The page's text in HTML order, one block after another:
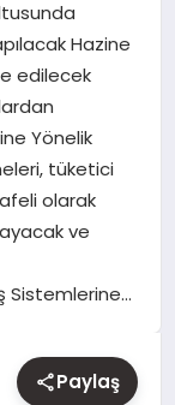
Hazine
edilecek
Yönelik
tüketici
olarak
ve
Sistemlerine…
Paylaş